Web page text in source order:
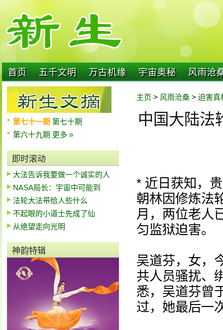
首页 五千文明 万古机缘 宇宙奥秘 风雨沧
第七十一期 第七十期
第六十九期 更多 »
即时滚动
大法告诉我要做一个诚实的人
NASA局长：宇宙中可能到
法轮大法带给人些什么
不起眼的小道士先成了仙
从绝望走向光明
神韵特辑
主页 > 风雨沧桑 > 迫害真
中国大陆法
* 近日获知，
朝林因修炼法
月，两位老人
匀监狱迫害。
吴道芬，女，
共人员骚扰、
悉，吴道芬曾
过，她最后一